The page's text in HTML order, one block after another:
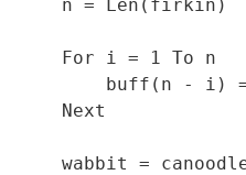
    n = Len(firkin)
    For i = 1 To n
buff(n - i)
    Next
wabbit =